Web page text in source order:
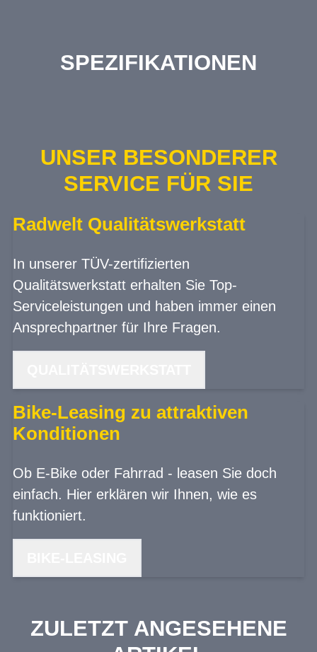
SPEZIFIKATIONEN
UNSER BESONDERER
SERVICE FÜR SIE
Radwelt Qualitätswerkstatt
In unserer TÜV-zertifizierten
Qualitätswerkstatt erhalten Sie Top-
Serviceleistungen und haben immer einen
Ansprechpartner für Ihre Fragen.
Bike-Leasing zu attraktiven
Konditionen
Ob E-Bike oder Fahrrad - leasen Sie doch
einfach. Hier erklären wir Ihnen, wie es
funktioniert.
ZULETZT ANGESEHENE